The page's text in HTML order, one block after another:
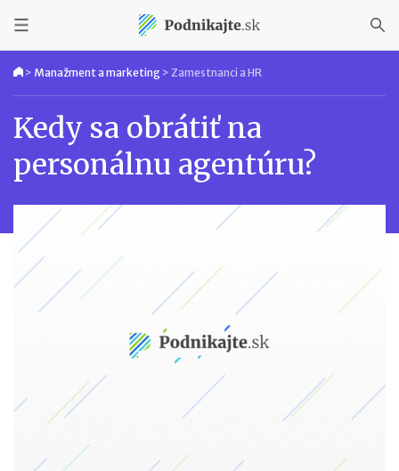
> Manažment a marketing > Zamestnanci a HR
Kedy sa obrátiť na
personálnu agentúru?